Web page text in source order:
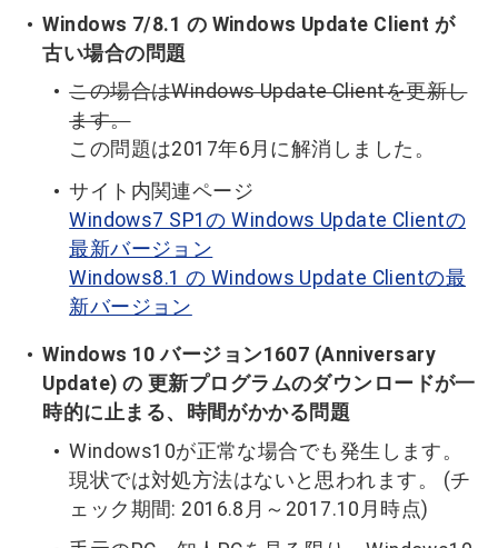
Windows 7/8.1 の Windows Update Client が
古い場合の問題
この場合はWindows Update Clientを更新し
ます。
この問題は2017年6月に解消しました。
サイト内関連ページ
Windows7 SP1の Windows Update Clientの
最新バージョン
Windows8.1 の Windows Update Clientの最
新バージョン
Windows 10 バージョン1607 (Anniversary
Update) の 更新プログラムのダウンロードが一
時的に止まる、時間がかかる問題
Windows10が正常な場合でも発生します。
現状では対処方法はないと思われます。 (チ
ェック期間: 2016.8月～2017.10月時点)